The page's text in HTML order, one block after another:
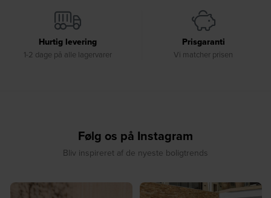
Hurtig levering
1-2 dage på alle lagervarer
Prisgaranti
Vi matcher prisen
Følg os på Instagram
Bliv inspireret af de nyeste boligtrends
☀️ Sommerens naturlige ☀️ Find dit yndlingssted denne